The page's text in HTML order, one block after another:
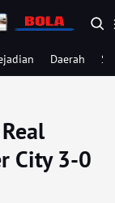
Daerah
City 3-0